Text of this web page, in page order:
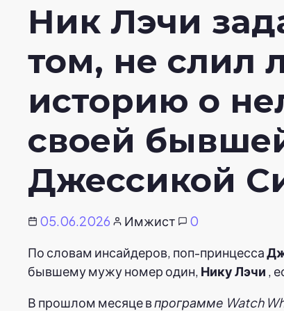
Ник Лэчи
том, не слил
историю о
своей
Джессикой
05.06.2026 Имжист
0
По словам инсайдеров, поп-принцесса
бывшему мужу номер один, Нику Лэчи ,
В прошлом месяце впрограмме Watch